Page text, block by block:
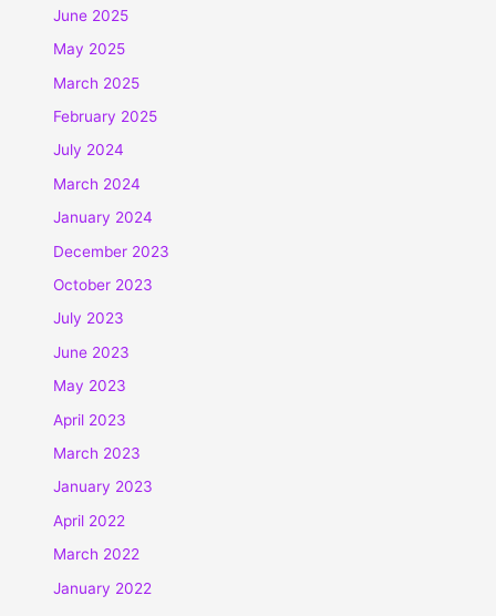
June 2025
May 2025
March 2025
February 2025
July 2024
March 2024
January 2024
December 2023
October 2023
July 2023
June 2023
May 2023
April 2023
March 2023
January 2023
April 2022
March 2022
January 2022